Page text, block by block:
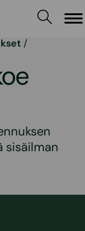
/
sisäilman